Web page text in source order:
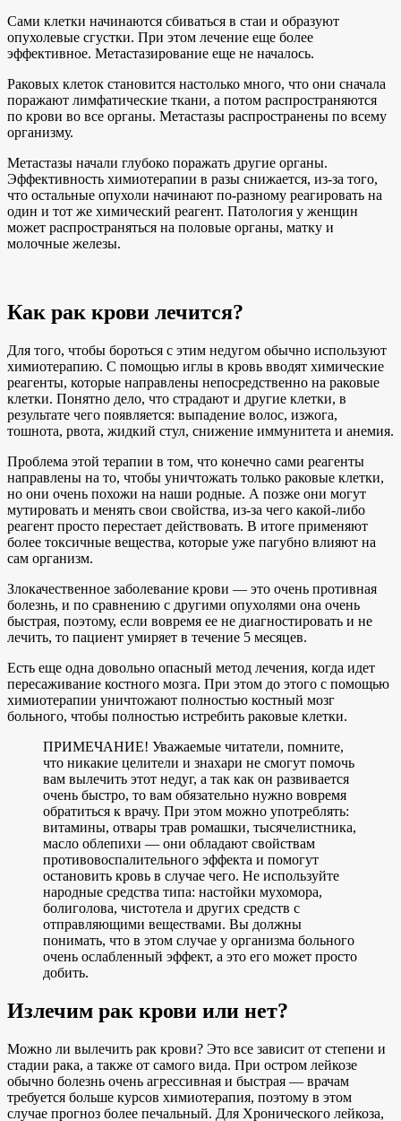
Сами клетки начинаются сбиваться в стаи и образуют
опухолевые сгустки. При этом лечение еще более
эффективное. Метастазирование еще не началось.
Раковых клеток становится настолько много, что они сначала
поражают лимфатические ткани, а потом распространяются
по крови во все органы. Метастазы распространены по всему
организму.
Метастазы начали глубоко поражать другие органы.
Эффективность химиотерапии в разы снижается, из-за того,
что остальные опухоли начинают по-разному реагировать на
один и тот же химический реагент. Патология у женщин
может распространяться на половые органы, матку и
молочные железы.
Как рак крови лечится?
Для того, чтобы бороться с этим недугом обычно используют
химиотерапию. С помощью иглы в кровь вводят химические
реагенты, которые направлены непосредственно на раковые
клетки. Понятно дело, что страдают и другие клетки, в
результате чего появляется: выпадение волос, изжога,
тошнота, рвота, жидкий стул, снижение иммунитета и анемия.
Проблема этой терапии в том, что конечно сами реагенты
направлены на то, чтобы уничтожать только раковые клетки,
но они очень похожи на наши родные. А позже они могут
мутировать и менять свои свойства, из-за чего какой-либо
реагент просто перестает действовать. В итоге применяют
более токсичные вещества, которые уже пагубно влияют на
сам организм.
Злокачественное заболевание крови — это очень противная
болезнь, и по сравнению с другими опухолями она очень
быстрая, поэтому, если вовремя ее не диагностировать и не
лечить, то пациент умиряет в течение 5 месяцев.
Есть еще одна довольно опасный метод лечения, когда идет
пересаживание костного мозга. При этом до этого с помощью
химиотерапии уничтожают полностью костный мозг
больного, чтобы полностью истребить раковые клетки.
ПРИМЕЧАНИЕ! Уважаемые читатели, помните,
что никакие целители и знахари не смогут помочь
вам вылечить этот недуг, а так как он развивается
очень быстро, то вам обязательно нужно вовремя
обратиться к врачу. При этом можно употреблять:
витамины, отвары трав ромашки, тысячелистника,
масло облепихи — они обладают свойствам
противовоспалительного эффекта и помогут
остановить кровь в случае чего. Не используйте
народные средства типа: настойки мухомора,
болиголова, чистотела и других средств с
отправляющими веществами. Вы должны
понимать, что в этом случае у организма больного
очень ослабленный эффект, а это его может просто
добить.
Излечим рак крови или нет?
Можно ли вылечить рак крови? Это все зависит от степени и
стадии рака, а также от самого вида. При остром лейкозе
обычно болезнь очень агрессивная и быстрая — врачам
требуется больше курсов химиотерапия, поэтому в этом
случае прогноз более печальный. Для Хронического лейкоза,